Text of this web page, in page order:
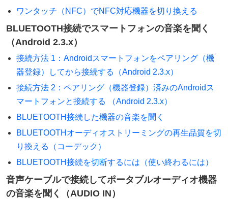
ワンタッチ（NFC）でNFC対応機器を切り換える
BLUETOOTH接続でスマートフォンの音楽を聞く
（Android 2.3.x）
接続方法 1：Androidスマートフォンをペアリング（機
器登録）してから接続する（Android 2.3.x）
接続方法 2：ペアリング（機器登録）済みのAndroidス
マートフォンと接続する （Android 2.3.x）
BLUETOOTH接続した機器の音楽を聞く
BLUETOOTHオーディオストリーミングの再生品質を切
り換える（コーデック）
BLUETOOTH接続を切断するには（使い終わるには）
音声ケーブルで接続してポータブルオーディオ機器
の音楽を聞く（AUDIO IN）